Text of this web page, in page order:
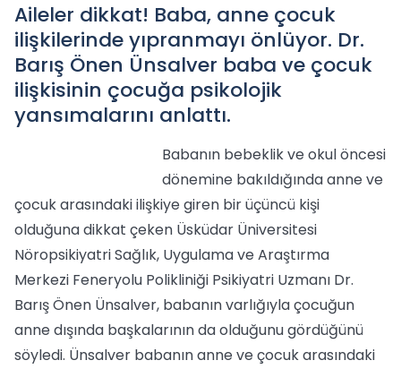
Aileler dikkat! Baba, anne çocuk
ilişkilerinde yıpranmayı önlüyor. Dr.
Barış Önen Ünsalver baba ve çocuk
ilişkisinin çocuğa psikolojik
yansımalarını anlattı.
Babanın bebeklik ve okul öncesi
dönemine bakıldığında anne ve
çocuk arasındaki ilişkiye giren bir üçüncü kişi
olduğuna dikkat çeken Üsküdar Üniversitesi
Nöropsikiyatri Sağlık, Uygulama ve Araştırma
Merkezi Feneryolu Polikliniği Psikiyatri Uzmanı Dr.
Barış Önen Ünsalver, babanın varlığıyla çocuğun
anne dışında başkalarının da olduğunu gördüğünü
söyledi. Ünsalver babanın anne ve çocuk arasındaki